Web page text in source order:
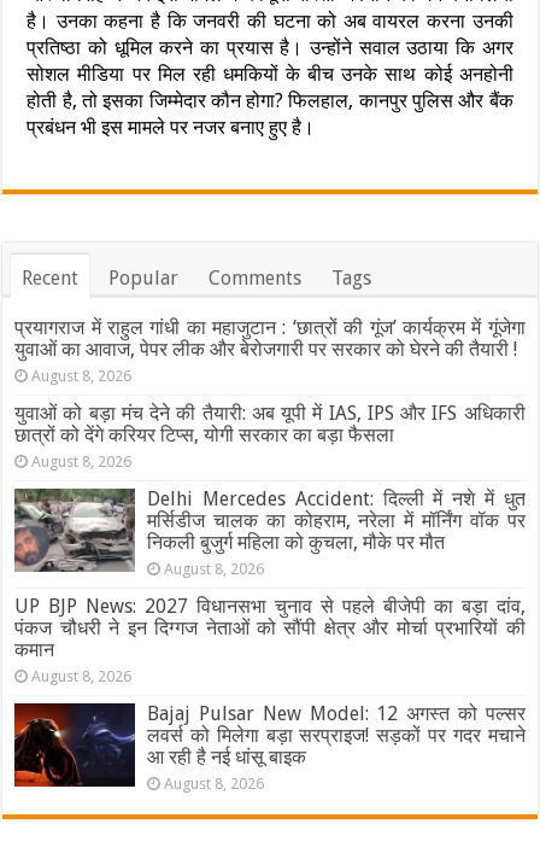
है। उनका कहना है कि जनवरी की घटना को अब वायरल करना उनकी
प्रतिष्ठा को धूमिल करने का प्रयास है। उन्होंने सवाल उठाया कि अगर
सोशल मीडिया पर मिल रही धमकियों के बीच उनके साथ कोई अनहोनी
होती है, तो इसका जिम्मेदार कौन होगा? फिलहाल, कानपुर पुलिस और बैंक
प्रबंधन भी इस मामले पर नजर बनाए हुए है।
Recent Popular Comments Tags
प्रयागराज में राहुल गांधी का महाजुटान : ‘छात्रों की गूंज’ कार्यक्रम में गूंजेगा
युवाओं का आवाज, पेपर लीक और बेरोजगारी पर सरकार को घेरने की तैयारी !
August 8, 2026
युवाओं को बड़ा मंच देने की तैयारी: अब यूपी में IAS, IPS और IFS अधिकारी
छात्रों को देंगे करियर टिप्स, योगी सरकार का बड़ा फैसला
August 8, 2026
Delhi Mercedes Accident: दिल्ली में नशे में धुत
मर्सिडीज चालक का कोहराम, नरेला में मॉर्निंग वॉक पर
निकली बुजुर्ग महिला को कुचला, मौके पर मौत
August 8, 2026
UP BJP News: 2027 विधानसभा चुनाव से पहले बीजेपी का बड़ा दांव,
पंकज चौधरी ने इन दिग्गज नेताओं को सौंपी क्षेत्र और मोर्चा प्रभारियों की
कमान
August 8, 2026
Bajaj Pulsar New Model: 12 अगस्त को पल्सर
लवर्स को मिलेगा बड़ा सरप्राइज! सड़कों पर गदर मचाने
आ रही है नई धांसू बाइक
August 8, 2026